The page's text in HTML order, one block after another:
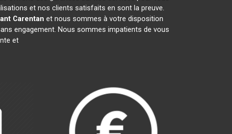
et nos clients satisfaits en sont la preuve.
Carentan et nous sommes à votre disposition
engagement. Nous sommes impatients de vous
et